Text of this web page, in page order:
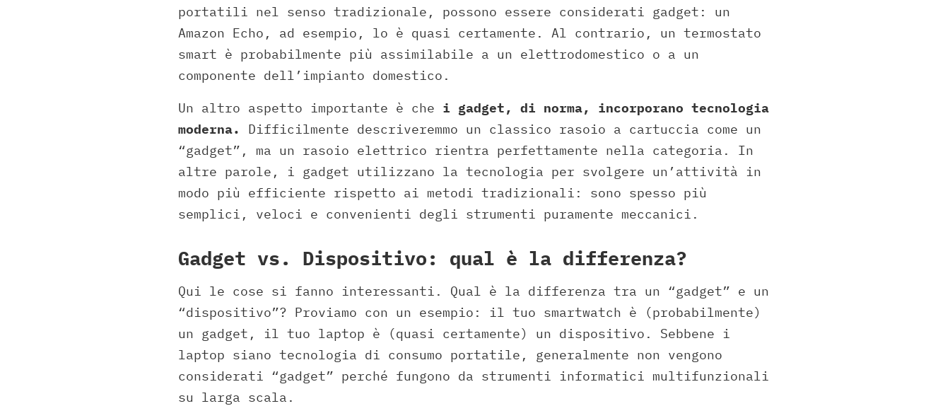
portatili nel senso tradizionale, possono essere considerati gadget: un
Amazon Echo, ad esempio, lo è quasi certamente. Al contrario, un termostato
smart è probabilmente più assimilabile a un elettrodomestico o a un
componente dell’impianto domestico.
Un altro aspetto importante è che i gadget, di norma, incorporano tecnologia
moderna.
Difficilmente descriveremmo un classico rasoio a cartuccia come un
“gadget”, ma un rasoio elettrico rientra perfettamente nella categoria. In
altre parole, i gadget utilizzano la tecnologia per svolgere un’attività in
modo più efficiente rispetto ai metodi tradizionali: sono spesso più
semplici, veloci e convenienti degli strumenti puramente meccanici.
Gadget vs. Dispositivo: qual è la differenza?
Qui le cose si fanno interessanti. Qual è la differenza tra un “gadget” e un
“dispositivo”? Proviamo con un esempio: il tuo smartwatch è (probabilmente)
un gadget, il tuo laptop è (quasi certamente) un dispositivo. Sebbene i
laptop siano tecnologia di consumo portatile, generalmente non vengono
considerati “gadget” perché fungono da strumenti informatici multifunzionali
su larga scala.